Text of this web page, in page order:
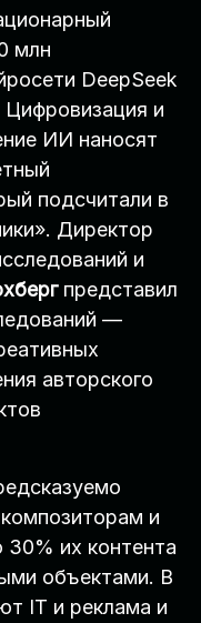
млн
DeepSeek
Цифровизация и
ИИ наносят
подсчитали в
Директор
и
представил
—
авторского
и
их контента
объектами. В
IT и реклама и